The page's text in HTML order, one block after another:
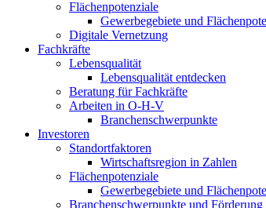
Flächenpotenziale
Gewerbegebiete und
Digitale Vernetzung
Fachkräfte
Lebensqualität
Lebensqualität entdecken
Beratung für Fachkräfte
Arbeiten in O-H-V
Branchenschwerpunkte
Investoren
Standortfaktoren
Wirtschaftsregion in Zahlen
Flächenpotenziale
Gewerbegebiete und
Branchenschwerpunkte und Förderung